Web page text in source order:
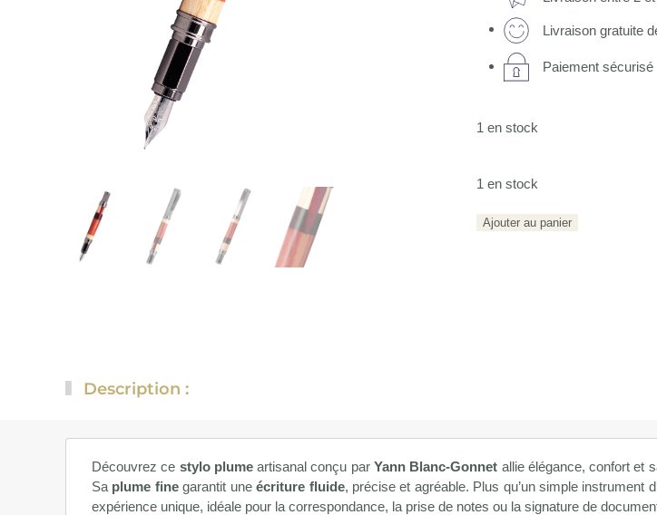
Livraison gratuite
Paiement sécurisé
1 en stock
1 en stock
quantité
Ajouter au panier
Description :
Découvrez ce stylo plumeartisanal conçu parYann Blanc-Gonnet allie élégance, confort et
Sa plume finegarantit uneécriture fluide, précise et agréable. Plus qu’un simple instrument
expérience unique, idéale pour la correspondance, la prise de notes ou la signature de